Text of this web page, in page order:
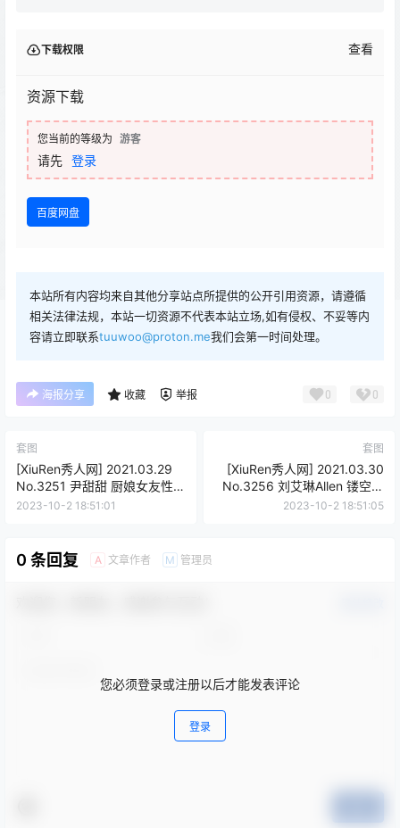
下载权限 查看
资源下载
您当前的等级为 游客
请先 登录
百度网盘
本站所有内容均来自其他分享站点所提供的公开引用资源，请遵循
相关法律法规，本站一切资源不代表本站立场,如有侵权、不妥等内
容请立即联系tuuwoo@proton.me我们会第一时间处理。
海报分享 收藏 举报 0 0
套图
[XiuRen秀人网] 2021.03.29
No.3251 尹甜甜 厨娘女友性感
写真 [86+1P842M]
2023-10-2 18:51:01
套图
[XiuRen秀人网] 2021.03.30
No.3256 刘艾琳Allen 镂空毛
衣与格子裙系列
2023-10-2 18:51:05
0 条回复 A 文章作者 M 管理员
您必须登录或注册以后才能发表评论
登录